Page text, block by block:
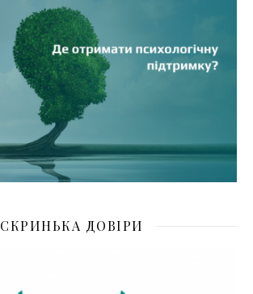
СКРИНЬКА ДОВІРИ